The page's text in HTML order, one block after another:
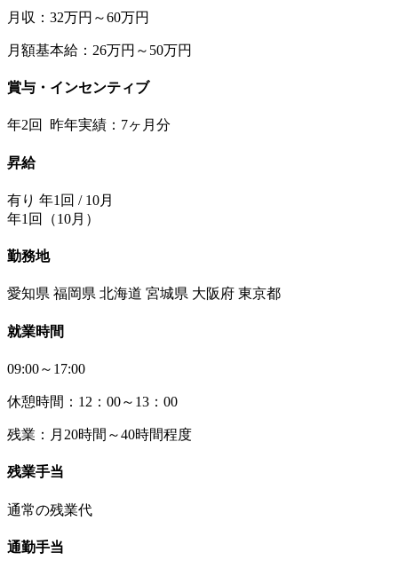
月収：32万円～60万円
月額基本給：26万円～50万円
賞与・インセンティブ
年2回 昨年実績：7ヶ月分
昇給
有り 年1回 / 10月
年1回（10月）
勤務地
愛知県 福岡県 北海道 宮城県 大阪府 東京都
就業時間
09:00～17:00
休憩時間：12：00～13：00
残業：月20時間～40時間程度
残業手当
通常の残業代
通勤手当